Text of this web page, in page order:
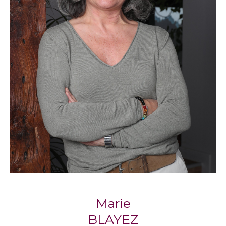
compte de vos critères et de votre budget.
Propriétaires, sachez que nos agences
proposent également un service de gestion
locative pour vous accompagner
sereinement dans la mise en location de votre
bien.
Notre philosophie : l’immobilier
humain
Respect, écoute, engagement : trois piliers qui
définissent la façon dontBlayez Immobilier
accompagne chaque client, avec la
Marie Blayez, cofondatrice, partage cette
Marie
BLAYEZ